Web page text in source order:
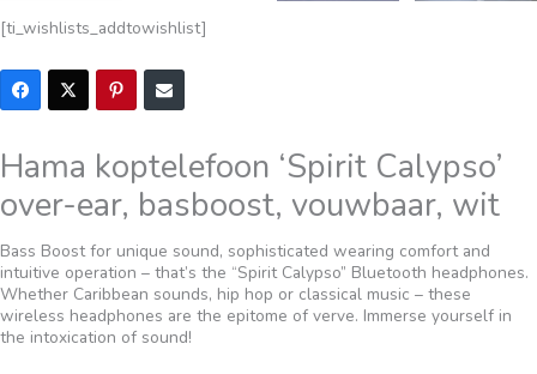
[ti_wishlists_addtowishlist]
Hama koptelefoon ‘Spirit Calypso’
over-ear, basboost, vouwbaar, wit
Bass Boost for unique sound, sophisticated wearing comfort and
intuitive operation – that’s the “Spirit Calypso” Bluetooth headphones.
Whether Caribbean sounds, hip hop or classical music – these
wireless headphones are the epitome of verve. Immerse yourself in
the intoxication of sound!